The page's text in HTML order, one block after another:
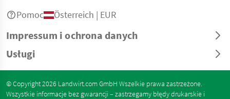
Impressum i ochrona danych
Usługi
Pomoc Österreich | EUR
© Copyright 2026 Landwirt.com GmbH Wszelkie prawa zastrzeżone.
Wszystkie informacje bez gwarancji – zastrzegamy błędy drukarskie i